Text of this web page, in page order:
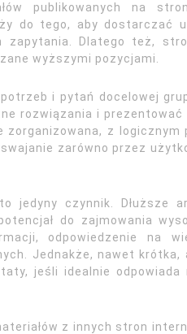
publikowanych na
do tego, aby dostarczać
zapytania. Dlatego też,
wyższymi pozycjami.
i pytań docelowej
rozwiązania i
z logicznym
zarówno przez
czynnik. Dłuższe
do zajmowania
odpowiedzenie na
Jednakże, nawet krótka,
jeśli idealnie odpowiada
z innych stron